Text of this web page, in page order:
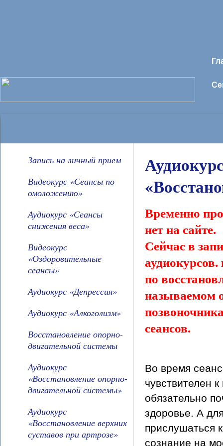
Запись на личный прием
Видеокурс «Сеансы по
омоложению»
Аудиокурс «Сеансы
снижения веса»
Видеокурс
«Оздоровительные
сеансы»
Аудиокурс «Депрессия»
Аудиокурс «Алкоголизм»
Восстановление опорно-
двигательной системы
Аудиокурс
«Восстановление опорно-
двигательной системы»
Аудиокурс
«Восстановление верхних
суставов при артрозе»
Временно
нет на сайте.
Сейчас в
по
называемом
сеансов.
Во время
чувствителен
обязательно
здоровье. А
прислушаться
сознание на